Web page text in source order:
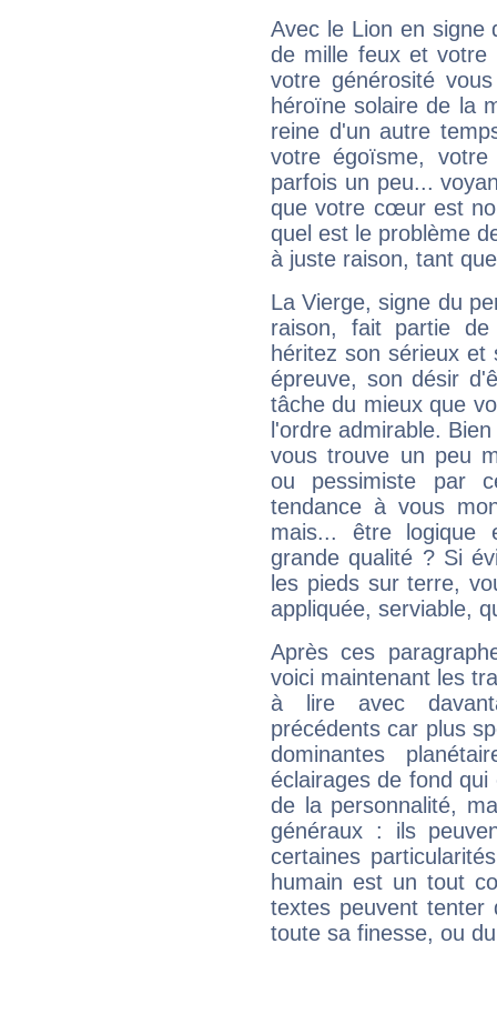
Avec le Lion en signe
de mille feux et votre
votre générosité
héroïne solaire de la
reine d'un autre
votre égoïsme,
parfois un peu...
que votre cœur est
quel est le problème
à juste raison, tant
La Vierge, signe du
raison, fait partie
héritez son sérieux
épreuve, son désir
tâche du mieux que
l'ordre admirable.
vous trouve un peu
ou pessimiste par
tendance à vous
mais... être logique
grande qualité ? Si
les pieds sur terre,
appliquée, serviable,
Après ces
voici maintenant les
à lire avec
précédents car plus
dominantes
éclairages de fond
de la personnalité,
généraux : ils
certaines
humain est un tout
textes peuvent tenter
toute sa finesse, ou